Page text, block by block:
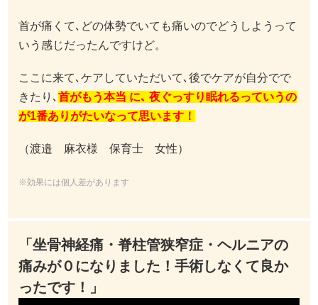
首が痛くて､どの体勢でいても痛いのでどうしようって
いう感じだったんですけど。
ここに来て､ケアしていただいて､後でケアが自分でで
きたり､ 首がもう本当 に､ 夜ぐっすり眠れるっていうの
が1番ありがたいなって思います！
（渡邉 麻衣様 保育士 女性）
※効果には個人差があります
「坐骨神経痛・脊柱管狭窄症・ヘルニアの
痛みが０になりました！手術しなくて良か
ったです！」